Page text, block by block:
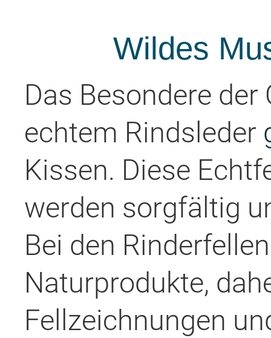
Wildes
Das Besondere
echtem Rindsleder
Kissen. Diese
werden sorgfältig
Bei den
Naturprodukte,
Fellzeichnungen